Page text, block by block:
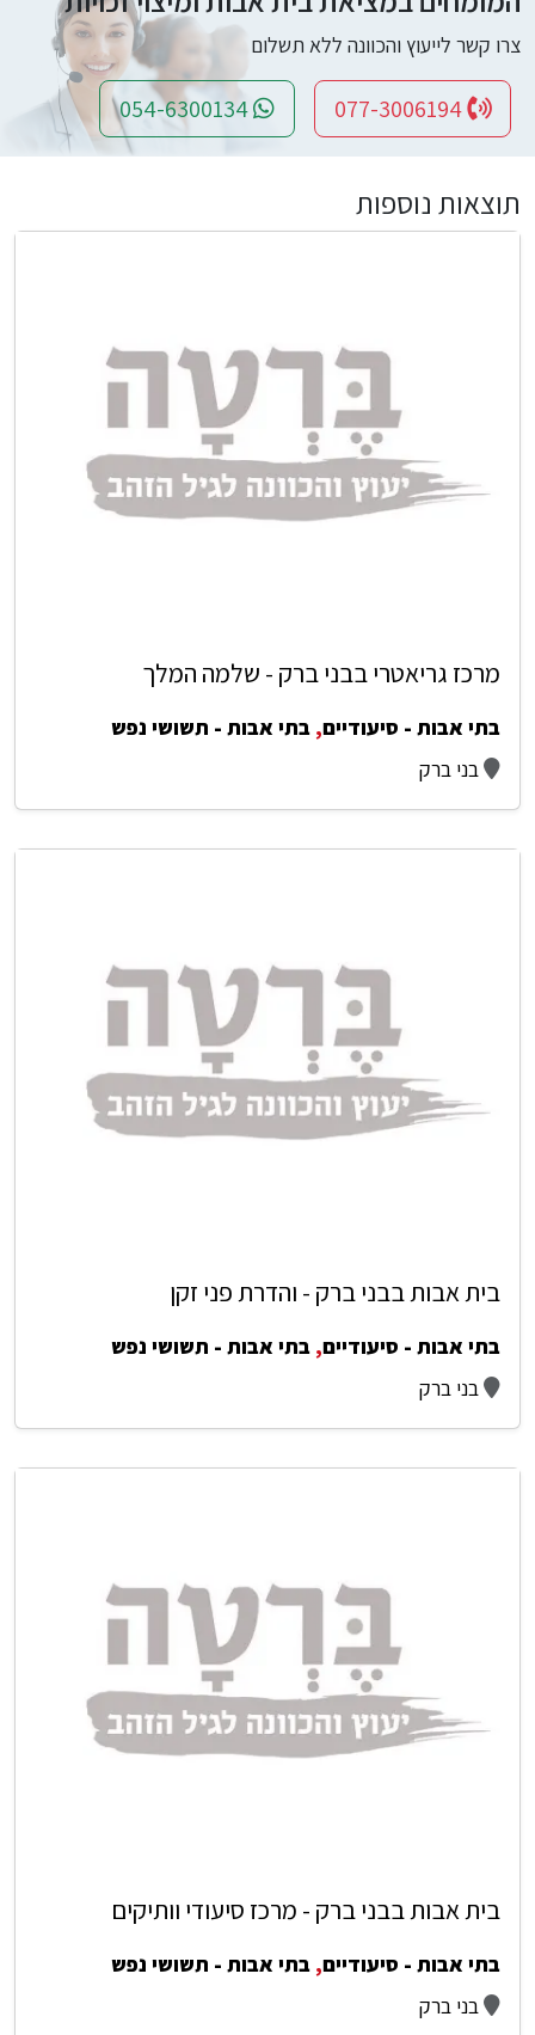
צרו קשר לייעוץ והכוונה ללא תשלום
תוצאות נוספות
מרכז גריאטרי בבני ברק - שלמה המלך
בתי אבות - סיעודיים, בתי אבות - תשושי נפש
בני ברק
בית אבות בבני ברק - והדרת פני זקן
בתי אבות - סיעודיים, בתי אבות - תשושי נפש
בני ברק
בית אבות בבני ברק - מרכז סיעודי וותיקים
בתי אבות - סיעודיים, בתי אבות - תשושי נפש
בני ברק